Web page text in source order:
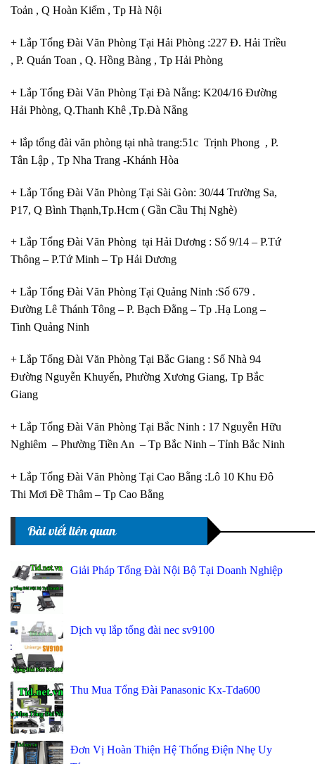
Toản , Q Hoàn Kiếm , Tp Hà Nội
+ Lắp Tổng Đài Văn Phòng Tại Hải Phòng :227 Đ. Hải Triều
, P. Quán Toan , Q. Hồng Bàng , Tp Hải Phòng
+ Lắp Tổng Đài Văn Phòng Tại Đà Nẵng: K204/16 Đường
Hải Phòng, Q.Thanh Khê ,Tp.Đà Nẵng
+ lắp tổng đài văn phòng tại nhà trang:51c Trịnh Phong , P.
Tân Lập , Tp Nha Trang -Khánh Hòa
+ Lắp Tổng Đài Văn Phòng Tại Sài Gòn: 30/44 Trường Sa,
P17, Q Bình Thạnh,Tp.Hcm ( Gần Cầu Thị Nghè)
+ Lắp Tổng Đài Văn Phòng tại Hải Dương : Số 9/14 – P.Tứ
Thông – P.Tứ Minh – Tp Hải Dương
+ Lắp Tổng Đài Văn Phòng Tại Quảng Ninh :Số 679 .
Đường Lê Thánh Tông – P. Bạch Đằng – Tp .Hạ Long –
Tinh Quảng Ninh
+ Lắp Tổng Đài Văn Phòng Tại Bắc Giang : Số Nhà 94
Đường Nguyễn Khuyến, Phường Xương Giang, Tp Bắc
Giang
+ Lắp Tổng Đài Văn Phòng Tại Bắc Ninh : 17 Nguyễn Hữu
Nghiêm – Phường Tiền An – Tp Bắc Ninh – Tỉnh Bắc Ninh
+ Lắp Tổng Đài Văn Phòng Tại Cao Bằng :Lô 10 Khu Đô
Thi Mơi Đề Thâm – Tp Cao Bằng
Bài viết liên quan
Giải Pháp Tổng Đài Nội Bộ Tại Doanh Nghiệp
Dịch vụ lắp tổng đài nec sv9100
Thu Mua Tổng Đài Panasonic Kx-Tda600
Đơn Vị Hoàn Thiện Hệ Thống Điện Nhẹ Uy